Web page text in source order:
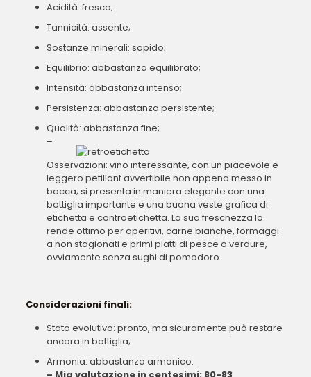
Acidità: fresco;
Tannicità: assente;
Sostanze minerali: sapido;
Equilibrio: abbastanza equilibrato;
Intensità: abbastanza intenso;
Persistenza: abbastanza persistente;
Qualità: abbastanza fine;
–
Osservazioni: vino interessante, con un piacevole e
leggero petillant avvertibile non appena messo in
bocca; si presenta in maniera elegante con una
bottiglia importante e una buona veste grafica di
etichetta e controetichetta. La sua freschezza lo
rende ottimo per aperitivi, carne bianche, formaggi
a non stagionati e primi piatti di pesce o verdure,
ovviamente senza sughi di pomodoro.
Considerazioni finali:
Stato evolutivo: pronto, ma sicuramente può restare
ancora in bottiglia;
Armonia: abbastanza armonico.